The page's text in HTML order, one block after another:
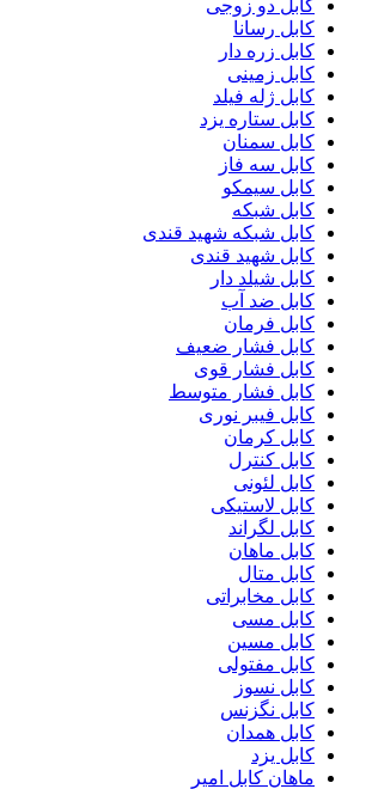
کابل دو زوجی
کابل رسانا
کابل زره دار
کابل زمینی
کابل ژله فیلد
کابل ستاره یزد
کابل سمنان
کابل سه فاز
کابل سیمکو
کابل شبکه
کابل شبکه شهید قندی
کابل شهید قندی
کابل شیلد دار
کابل ضد آب
کابل فرمان
کابل فشار ضعیف
کابل فشار قوی
کابل فشار متوسط
کابل فیبر نوری
کابل کرمان
کابل کنترل
کابل لئونی
کابل لاستیکی
کابل لگراند
کابل ماهان
کابل متال
کابل مخابراتی
کابل مسی
کابل مسین
کابل مفتولی
کابل نسوز
کابل نگزنس
کابل همدان
کابل یزد
ماهان کابل امیر